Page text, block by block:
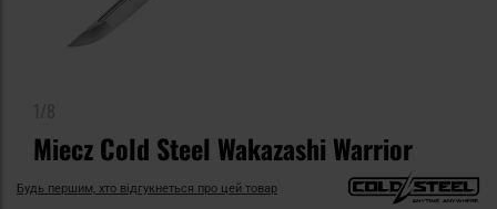
Miecz Cold Steel Wakazashi Warrior
Будь першим, хто відгукнеться про цей товар